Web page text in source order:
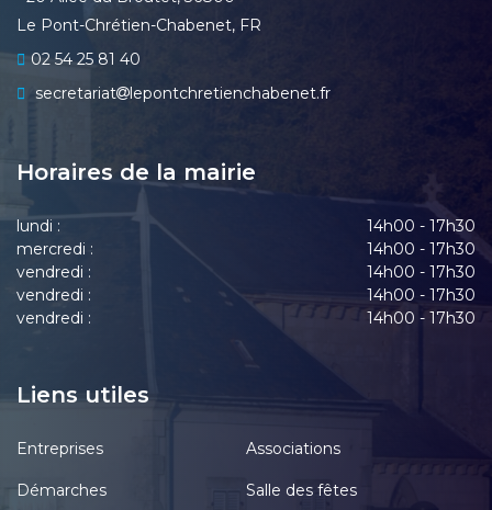
Le Pont-Chrétien-Chabenet, FR
02 54 25 81 40
secretariat
lepontchretienchabenet.fr
Horaires de la mairie
lundi :
14h00 - 17h30
mercredi :
14h00 - 17h30
vendredi :
14h00 - 17h30
vendredi :
14h00 - 17h30
vendredi :
14h00 - 17h30
Liens utiles
Entreprises Associations
Démarches Salle des fêtes